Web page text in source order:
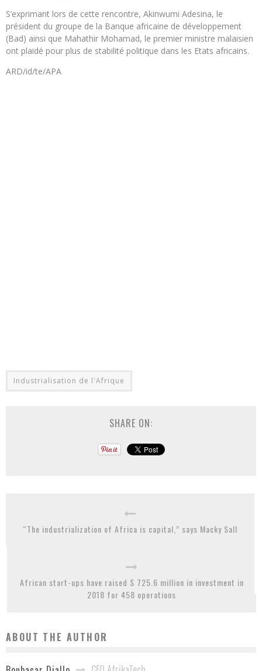
S’exprimant lors de cette rencontre, Akinwumi Adesina, le
président du groupe de la Banque africaine de développement
(Bad) ainsi que Mahathir Mohamad, le premier ministre malaisien
ont plaidé pour plus de stabilité politique dans les Etats africains.
ARD/id/te/APA
Industrialisation de l'Afrique
SHARE ON:
“The industrialization of Africa is capital,” says Macky Sall
African start-ups have raised $ 725.6 million in investment in
2018 for 458 operations
ABOUT THE AUTHOR